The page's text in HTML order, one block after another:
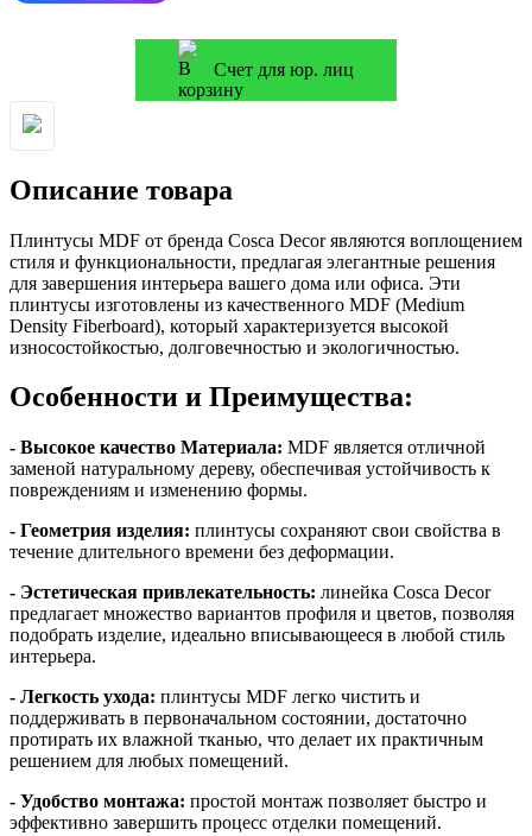
Счет для юр. лиц
Описание товара
Плинтусы MDF от бренда Cosca Decor являются воплощением
стиля и функциональности, предлагая элегантные решения
для завершения интерьера вашего дома или офиса. Эти
плинтусы изготовлены из качественного MDF (Medium
Density Fiberboard), который характеризуется высокой
износостойкостью, долговечностью и экологичностью.
Особенности и Преимущества:
- Высокое качество Материала: MDF является отличной
заменой натуральному дереву, обеспечивая устойчивость к
повреждениям и изменению формы.
- Геометрия изделия: плинтусы сохраняют свои свойства в
течение длительного времени без деформации.
- Эстетическая привлекательность: линейка Cosca Decor
предлагает множество вариантов профиля и цветов, позволяя
подобрать изделие, идеально вписывающееся в любой стиль
интерьера.
- Легкость ухода: плинтусы MDF легко чистить и
поддерживать в первоначальном состоянии, достаточно
протирать их влажной тканью, что делает их практичным
решением для любых помещений.
- Удобство монтажа: простой монтаж позволяет быстро и
эффективно завершить процесс отделки помещений.